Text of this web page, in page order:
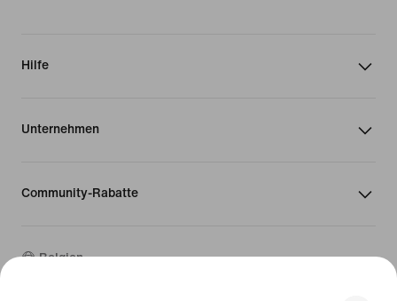
Hilfe
Unternehmen
Community-Rabatte
Belgien